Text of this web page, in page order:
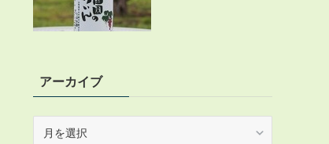
アーカイブ